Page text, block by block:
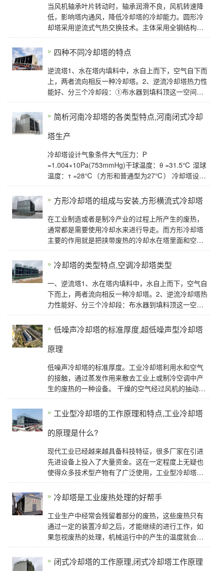
当风机轴承叶片转动时，轴承润滑不良，风机转速降
低，影响塔内通风，降低冷却塔的冷却能力。圆形冷
却塔采用逆流式气热交换技术。主体采用全钢结构，
玻璃钢板护围，塔体设检修扶梯供塔顶设备的正常
四种不同冷却塔的特点
逆流塔1、水在塔内填料中，水自上而下，空气自下而
上，两者流向相反一种冷却塔。2、逆流冷却塔热力性
能好、分三个冷却段：①布水器到填料顶这一空间，
此段的水温较高，所以仍可将热量传给空气。②
简析河南冷却塔的各类型特点,河南闭式冷却
塔生产
冷却塔设计气象条件大气压力：P
=1.004×10Pa(753mmHg)干球温度：θ =31.5℃ 湿球
温度：τ =28℃（方形和普通型为27℃） 冷却塔设计
参数1.标准型：进塔水温37℃,出塔水温32℃ 2.中温
型：进塔水温43
方形冷却塔的组成与安装,方形横流式冷却塔
在工业制造或者是制冷产业的过程上所产生的废热，
通常都是需要使用冷却水来进行导走。而方形冷却塔
主要的作用就是把挟带废热的冷却水在塔里面和空气
来进行一个热交换，让废热传输给空气你
冷却塔的类型特点,空调冷却塔类型
一、逆流塔1、水在塔内填料中，水自上而下，空气自
下而上，两者流向相反一种冷却塔。2、逆流冷却塔热
力性能好、分三个冷却段：布水器到填料顶这一空
间，此段的水温较高，所以仍可将热量传给空气；填
低噪声冷却塔的标准厚度,超低噪声型冷却塔
原理
低噪声冷却塔的标准厚度。工业冷却塔利用水和空气
的接触，通过蒸发作用来散去工业上或制冷空调中产
生的废热的一种设备。 干燥的空气经过风机的抽动
后，自进风网处进入冷却塔内；饱和蒸汽分
工业型冷却塔的工作原理和特点,工业冷却塔
的原理是什么?
现代工业已经越来越具备科技特征，很多厂家在引进
先进设备上投入了大量资金。这在一定程度上无疑也
使得众多技术型产物有了广泛使用，工业型冷却塔就
是其中一种操作设备。它在种类上拥有密
冷却塔是工业废热处理的好帮手
工业生产中经常会残留着部分的废热，这些废热只有
通过一定的装置冷却之后，才能继续的进行工作，如
果忽视废热的处理，机械运行中的产生的温度就会越
来越高，无论是对机器还是内部的构件，都将是一
闭式冷却塔的工作原理,闭式冷却塔工作原理